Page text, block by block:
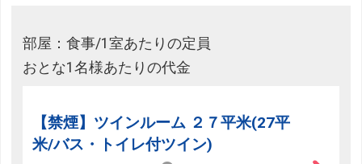
部屋：食事/1室あたりの定員
おとな1名様あたりの代金
【禁煙】ツインルーム ２７平米(27平
米/バス・トイレ付ツイン)